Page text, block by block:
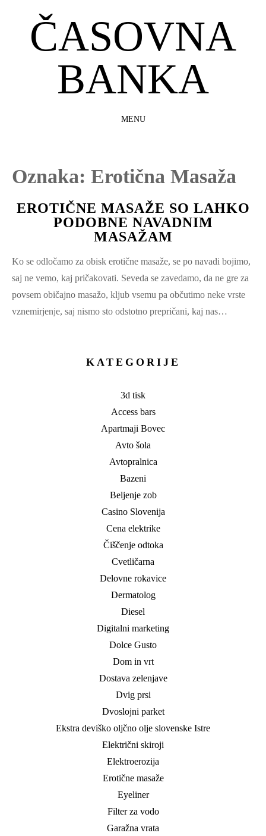
ČASOVNA
BANKA
MENU
CONTENT
Oznaka: Erotična Masaža
EROTIČNE MASAŽE SO LAHKO
PODOBNE NAVADNIM
MASAŽAM
Ko se odločamo za obisk erotične masaže, se po navadi bojimo,
saj ne vemo, kaj pričakovati. Seveda se zavedamo, da ne gre za
povsem običajno masažo, kljub vsemu pa občutimo neke vrste
vznemirjenje, saj nismo sto odstotno prepričani, kaj nas…
KATEGORIJE
3d tisk
Access bars
Apartmaji Bovec
Avto šola
Avtopralnica
Bazeni
Beljenje zob
Casino Slovenija
Cena elektrike
Čiščenje odtoka
Cvetličarna
Delovne rokavice
Dermatolog
Diesel
Digitalni marketing
Dolce Gusto
Dom in vrt
Dostava zelenjave
Dvig prsi
Dvoslojni parket
Ekstra deviško oljčno olje slovenske Istre
Električni skiroji
Elektroerozija
Erotične masaže
Eyeliner
Filter za vodo
Garažna vrata